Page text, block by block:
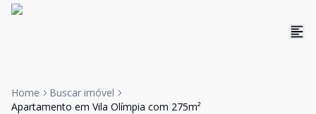
Home
Buscar imóvel
Apartamento em Vila Olímpia com 275m²